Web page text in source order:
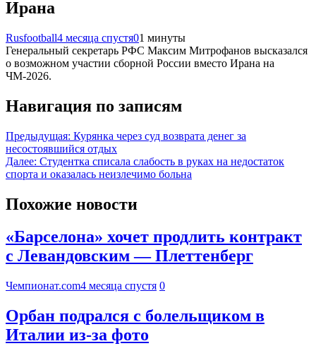
Ирана
Rusfootball4 месяца спустя01 минуты
Генеральный секретарь РФС Максим Митрофанов высказался
о возможном участии сборной России вместо Ирана на
ЧМ-2026.
Навигация по записям
Предыдущая: Курянка через суд возврата денег за
несостоявшийся отдых
Далее: Студентка списала слабость в руках на недостаток
спорта и оказалась неизлечимо больна
Похожие новости
«Барселона» хочет продлить контракт
с Левандовским — Плеттенберг
Чемпионат.com4 месяца спустя 0
Орбан подрался с болельщиком в
Италии из-за фото